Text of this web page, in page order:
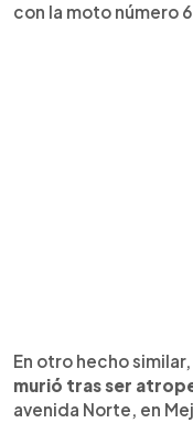
con la moto número
En otro hecho
murió tras ser
avenida Norte, en